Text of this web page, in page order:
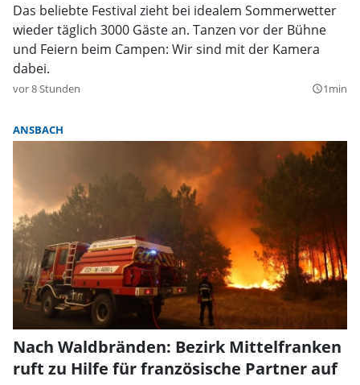
Das beliebte Festival zieht bei idealem Sommerwetter
wieder täglich 3000 Gäste an. Tanzen vor der Bühne
und Feiern beim Campen: Wir sind mit der Kamera
dabei.
vor 8 Stunden query_builder1min
ANSBACH
Nach Waldbränden: Bezirk Mittelfranken
ruft zu Hilfe für französische Partner auf